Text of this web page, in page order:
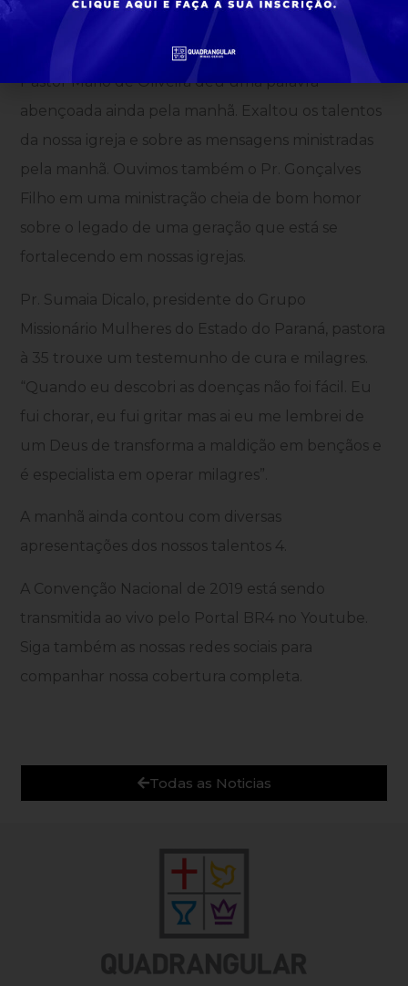
56 anos, conselheiro Nacional e pastor do estado
Pastor Mário de Oliveira deu uma palavra
abençoada ainda pela manhã. Exaltou os talentos
da nossa igreja e sobre as mensagens ministradas
pela manhã. Ouvimos também o Pr. Gonçalves
Filho em uma ministração cheia de bom homor
sobre o legado de uma geração que está se
fortalecendo em nossas igrejas.
Pr. Sumaia Dicalo, presidente do Grupo
Missionário Mulheres do Estado do Paraná, pastora
à 35 trouxe um testemunho de cura e milagres.
“Quando eu descobri as doenças não foi fácil. Eu
fui chorar, eu fui gritar mas ai eu me lembrei de
um Deus de transforma a maldição em bençãos e
é especialista em operar milagres”.
A manhã ainda contou com diversas
apresentações dos nossos talentos 4.
A Convenção Nacional de 2019 está sendo
transmitida ao vivo pelo Portal BR4 no Youtube.
Siga também as nossas redes sociais para
companhar nossa cobertura completa.
Todas as Noticias